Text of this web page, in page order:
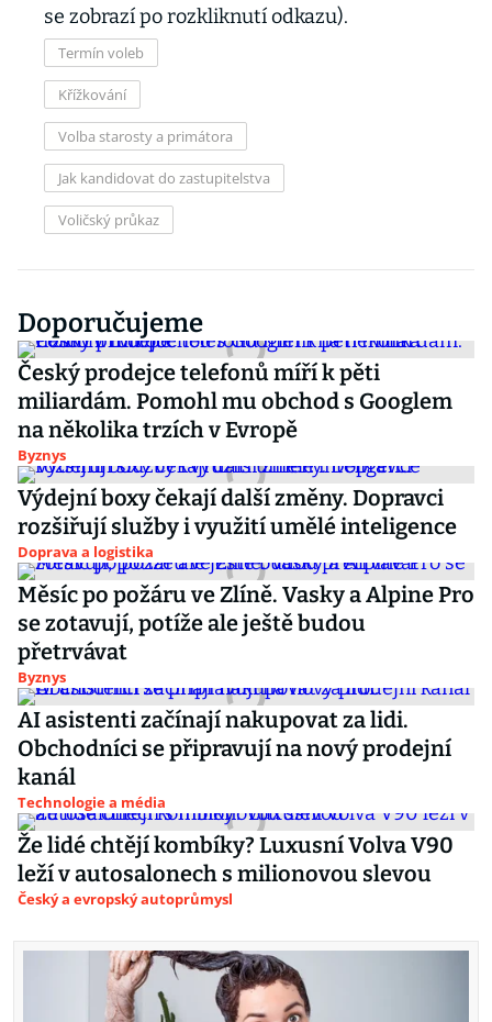
se zobrazí po rozkliknutí odkazu).
Termín voleb
Křížkování
Volba starosty a primátora
Jak kandidovat do zastupitelstva
Voličský průkaz
Doporučujeme
Český prodejce telefonů míří k pěti
miliardám. Pomohl mu obchod s Googlem
na několika trzích v Evropě
Byznys
Výdejní boxy čekají další změny. Dopravci
rozšiřují služby i využití umělé inteligence
Doprava a logistika
Měsíc po požáru ve Zlíně. Vasky a Alpine Pro
se zotavují, potíže ale ještě budou
přetrvávat
Byznys
AI asistenti začínají nakupovat za lidi.
Obchodníci se připravují na nový prodejní
kanál
Technologie a média
Že lidé chtějí kombíky? Luxusní Volva V90
leží v autosalonech s milionovou slevou
Český a evropský autoprůmysl